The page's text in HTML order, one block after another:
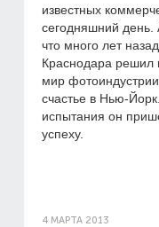
известных
сегодняшний день.
что много лет
Краснодара решил
мир
счастье в Нью-
испытания он
успеху.
4 МАРТА 2013